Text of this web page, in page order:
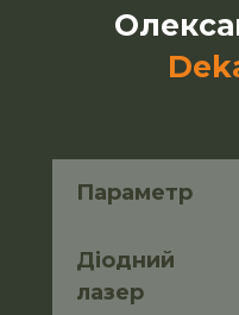
Параметр
Діодний
лазер